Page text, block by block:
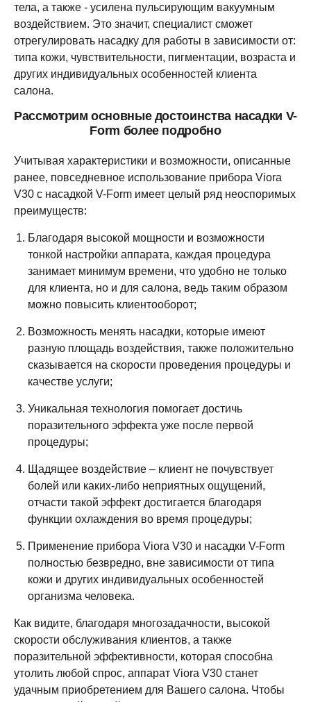
тела, а также - усилена пульсирующим вакуумным
воздействием. Это значит, специалист сможет
отрегулировать насадку для работы в зависимости от:
типа кожи, чувствительности, пигментации, возраста и
других индивидуальных особенностей клиента
салона.
Рассмотрим основные достоинства насадки V-
Form более подробно
Учитывая характеристики и возможности, описанные
ранее, повседневное использование прибора Viora
V30 с насадкой V-Form имеет целый ряд неоспоримых
преимуществ:
Благодаря высокой мощности и возможности
тонкой настройки аппарата, каждая процедура
занимает минимум времени, что удобно не только
для клиента, но и для салона, ведь таким образом
можно повысить клиентооборот;
Возможность менять насадки, которые имеют
разную площадь воздействия, также положительно
сказывается на скорости проведения процедуры и
качестве услуги;
Уникальная технология помогает достичь
поразительного эффекта уже после первой
процедуры;
Щадящее воздействие – клиент не почувствует
болей или каких-либо неприятных ощущений,
отчасти такой эффект достигается благодаря
функции охлаждения во время процедуры;
Применение прибора Viora V30 и насадки V-Form
полностью безвредно, вне зависимости от типа
кожи и других индивидуальных особенностей
организма человека.
Как видите, благодаря многозадачности, высокой
скорости обслуживания клиентов, а также
поразительной эффективности, которая способна
утолить любой спрос, аппарат Viora V30 станет
удачным приобретением для Вашего салона. Чтобы